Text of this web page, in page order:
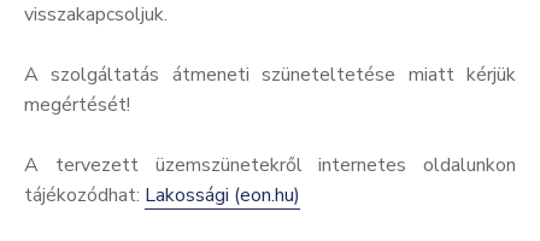
visszakapcsoljuk.
A szolgáltatás átmeneti szüneteltetése miatt kérjük
megértését!
A tervezett üzemszünetekről internetes oldalunkon
tájékozódhat: Lakossági (eon.hu)